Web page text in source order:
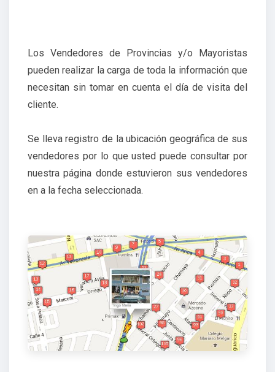
Los Vendedores de Provincias y/o Mayoristas
pueden realizar la carga de toda la información que
necesitan sin tomar en cuenta el día de visita del
cliente.
Se lleva registro de la ubicación geográfica de sus
vendedores por lo que usted puede consultar por
nuestra página donde estuvieron sus vendedores
en a la fecha seleccionada.